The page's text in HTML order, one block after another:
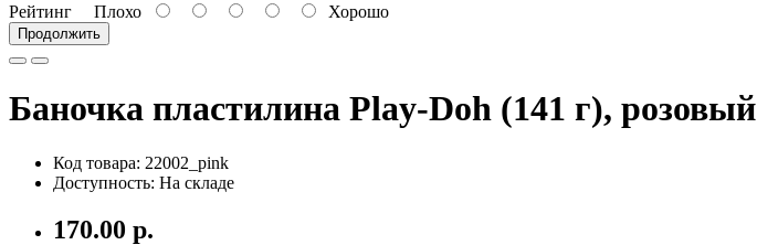
Рейтинг Плохо Хорошо
Продолжить
Баночка пластилина Play-Doh (141 г), розовый
Код товара: 22002_pink
Доступность: На складе
170.00 р.